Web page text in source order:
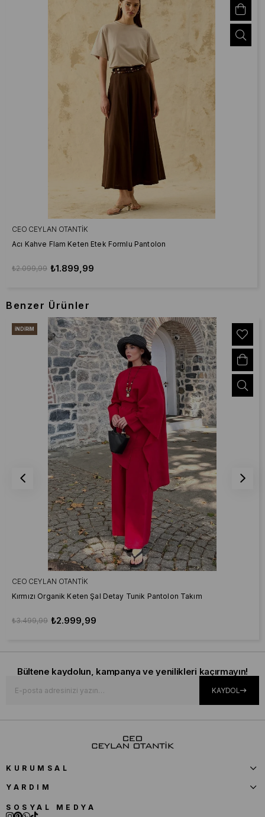
CEO CEYLAN OTANTIK
Acı Kahve Flam Keten Etek Formlu Pantolon
₺1.899,99
₺2.099,99
Benzer Ürünler
CEO CEYLAN OTANTIK
Kırmızı Organik Keten Şal Detay Tunik Pantolon Takım
₺2.999,99
₺3.499,99
İNDIRIM
Bültene kaydolun, kampanya ve yenilikleri kaçırmayın!
KAYDOL
KURUMSAL
YARDIM
SOSYAL MEDYA